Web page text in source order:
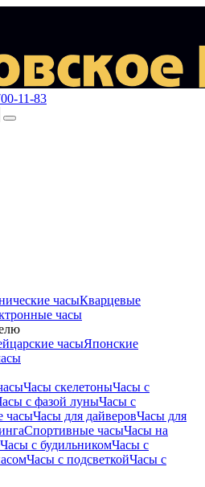
11-83
часыКварцевые
часы
часыЯпонские
Часы скелетоныЧасы с
с фазой луныЧасы с
часыЧасы для дайверовЧасы для
Спортивные часыЧасы на
Часы с будильникомЧасы с
Часы с подсветкойЧасы с